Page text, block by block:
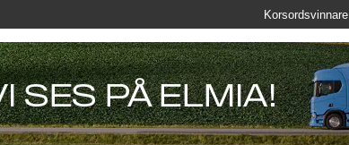
Korsordsvinnare